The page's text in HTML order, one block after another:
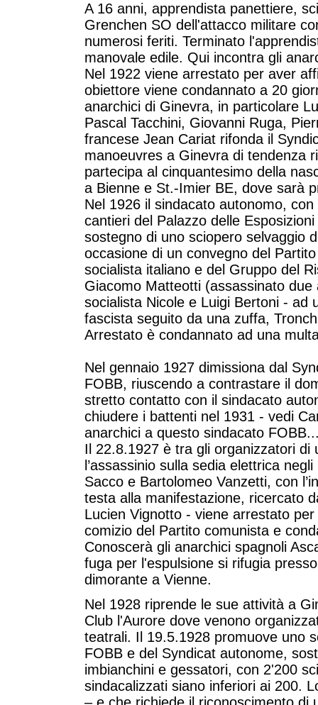
A 16 anni, apprendista panettiere,
Grenchen SO dell'attacco militare
numerosi feriti. Terminato
manovale edile. Qui incontra gli
Nel 1922 viene arrestato per aver
obiettore viene condannato a 20
anarchici di Ginevra, in particolare
Pascal Tacchini, Giovanni Ruga,
francese Jean Cariat rifonda il
manoeuvres a Ginevra di tendenza
partecipa al cinquantesimo della
a Bienne e St.-Imier BE, dove sarà
Nel 1926 il sindacato autonomo,
cantieri del Palazzo delle
sostegno di uno sciopero selvaggio
occasione di un convegno del
socialista italiano e del Gruppo del
Giacomo Matteotti (assassinato
socialista Nicole e Luigi Bertoni - ad
fascista seguito da una zuffa,
Arrestato è condannato ad una
Nel gennaio 1927 dimissiona dal
FOBB, riuscendo a contrastare il
stretto contatto con il sindacato
chiudere i battenti nel 1931 - vedi
anarchici a questo sindacato
Il 22.8.1927 è tra gli organizzatori
l’assassinio sulla sedia elettrica
Sacco e Bartolomeo Vanzetti, con
testa alla manifestazione, ricercato
Lucien Vignotto - viene arrestato
comizio del Partito comunista e
Conoscerà gli anarchici spagnoli
fuga per l'espulsione si rifugia
dimorante a Vienne.
Nel 1928 riprende le sue attività a
Club l'Aurore dove venono
teatrali. Il 19.5.1928 promuove uno
FOBB e del Syndicat autonome,
imbianchini e gessatori, con 2'200
sindacalizzati siano inferiori ai 200.